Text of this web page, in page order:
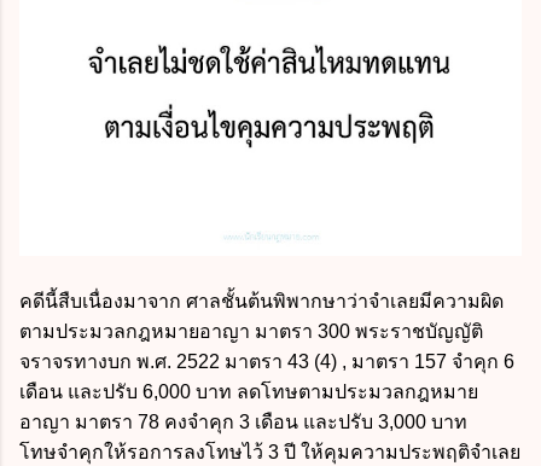
คดีนี้สืบเนื่องมาจาก ศาลชั้นต้นพิพากษาว่าจำเลยมีความผิด
ตามประมวลกฎหมายอาญา มาตรา 300 พระราชบัญญัติ
จราจรทางบก พ.ศ. 2522 มาตรา 43 (4) , มาตรา 157 จำคุก 6
เดือน และปรับ 6,000 บาท ลดโทษตามประมวลกฎหมาย
อาญา มาตรา 78 คงจำคุก 3 เดือน และปรับ 3,000 บาท
โทษจำคุกให้รอการลงโทษไว้ 3 ปี ให้คุมความประพฤติจำเลย